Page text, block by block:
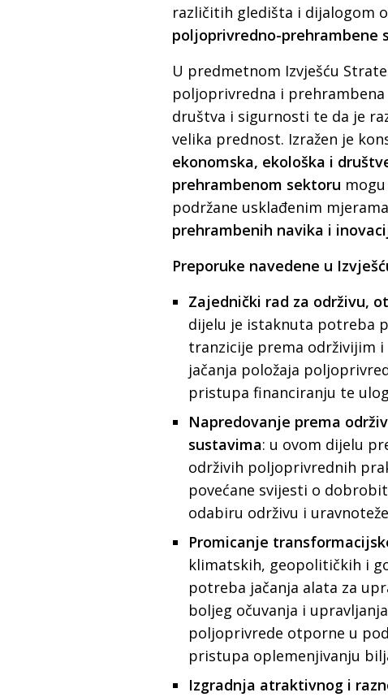
različitih gledišta i dijalogom o
poljoprivredno-prehrambene
U predmetnom Izvješću
poljoprivredna i
društva i sigurnosti te da je
velika prednost. Izražen je
ekonomska, ekološka i
prehrambenom sektoru
podržane usklađenim
prehrambenih navika i
Preporuke navedene u
Zajednički rad za održivu,
dijelu je istaknuta potreba
tranzicije prema održivijim
jačanja položaja
pristupa financiranju te
Napredovanje prema
sustavima: u ovom dijelu
održivih poljoprivrednih
povećane svijesti o
odabiru održivu i
Promicanje
klimatskih, geopolitičkih i
potreba jačanja alata za
boljeg očuvanja i
poljoprivrede otporne u
pristupa oplemenjivanju
Izgradnja atraktivnog i